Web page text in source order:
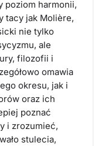
poziom harmonii,
tacy jak Molière,
nie tylko
ale
filozofii i
omawia
okresu, jak i
oraz ich
poznać
i zrozumieć,
stulecia,